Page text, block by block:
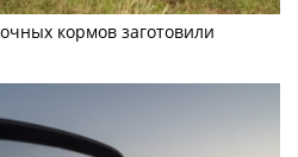
кормов заготовили